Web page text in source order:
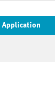
Application